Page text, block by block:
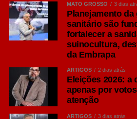
Garrett Oliver, ela surgiu por
século 19. Os colonizadores
cervejas estragadas ao longo de
então encontraram a solução de
concentração maior de lúpulo, que
natural e dá mais amargor, e de
suportasse as longas viagens
qualidade.
Seu diferencial está na maior
MATO GROSSO 3 dias
Planejamento da
sanitário são
fortalecer a
suinocultura,
da Embrapa
ARTIGOS 2 dias atrás
Eleições 2026: a
apenas por
atenção
ARTIGOS 3 dias atrás